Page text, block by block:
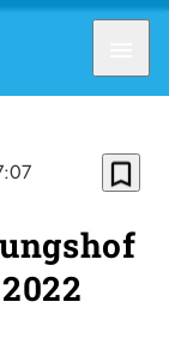
bookmark_border